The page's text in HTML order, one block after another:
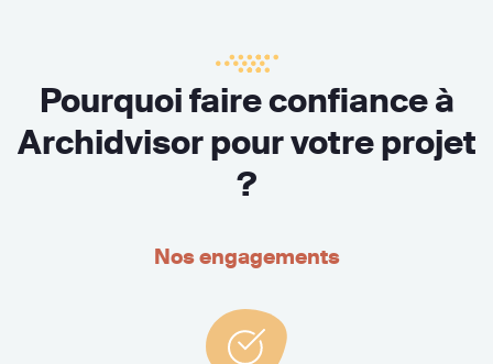
Pourquoi faire confiance à
Archidvisor pour votre projet
?
Nos engagements